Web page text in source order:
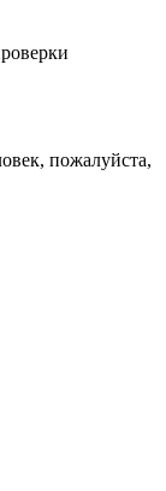
пожалуйста,